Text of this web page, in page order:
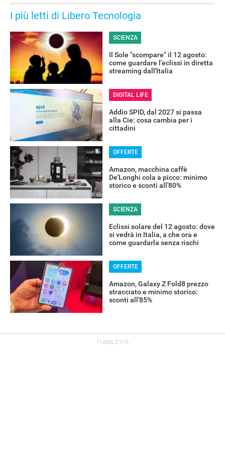
I più letti di Libero Tecnologia
SCIENZA
Il Sole "scompare" il 12 agosto:
come guardare l'eclissi in diretta
streaming dall'Italia
DIGITAL LIFE
Addio SPID, dal 2027 si passa
alla Cie: cosa cambia per i
cittadini
OFFERTE
Amazon, macchina caffè
De'Longhi cola a picco: minimo
storico e sconti all'80%
SCIENZA
Eclissi solare del 12 agosto: dove
si vedrà in Italia, a che ora e
come guardarla senza rischi
OFFERTE
Amazon, Galaxy Z Fold8 prezzo
stracciato e minimo storico:
sconti all'85%